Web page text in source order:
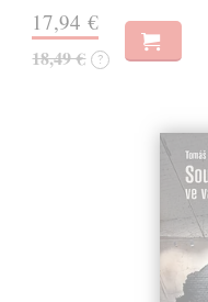
17,94 €
18,49 € ?